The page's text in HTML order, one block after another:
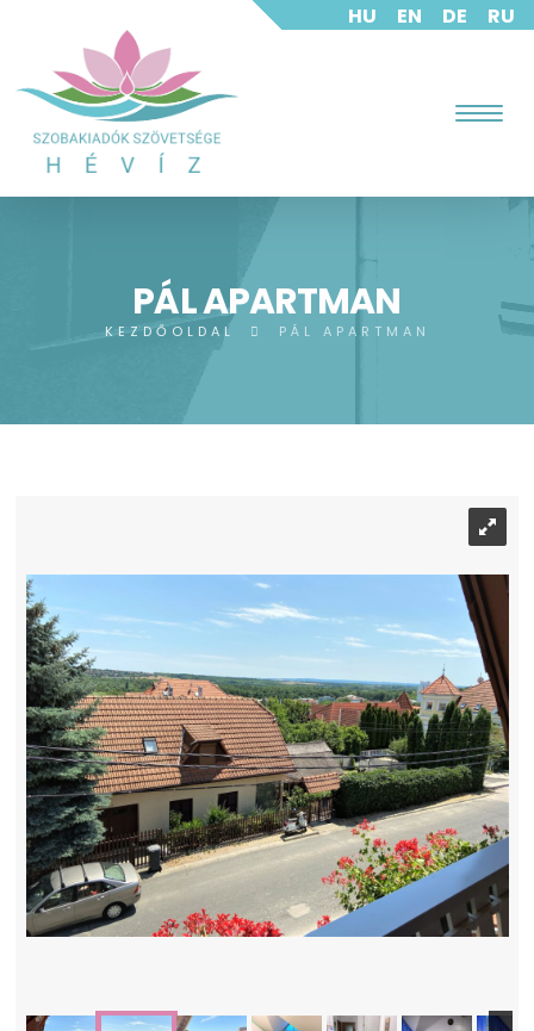
HU EN DE RU
PÁL APARTMAN
KEZDŐOLDAL PÁL APARTMAN